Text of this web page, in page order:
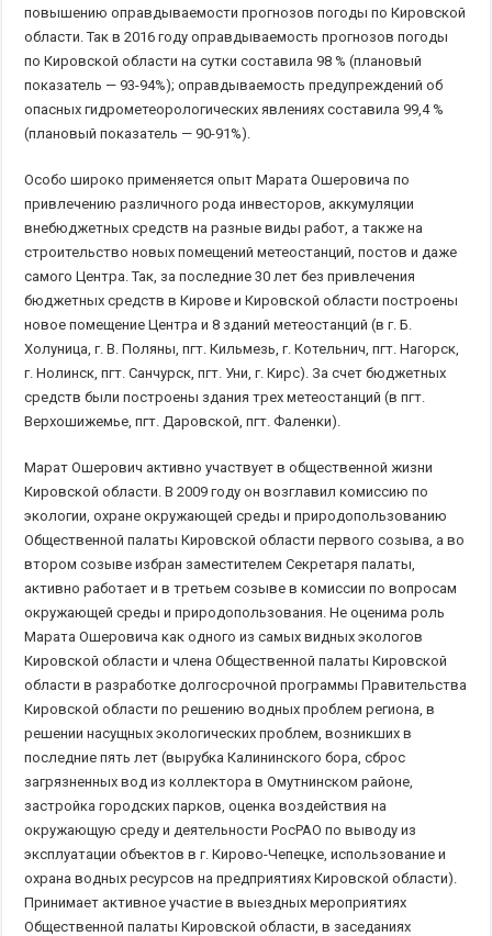
повышению оправдываемости прогнозов погоды по Кировской
области. Так в 2016 году оправдываемость прогнозов погоды
по Кировской области на сутки составила 98 % (плановый
показатель — 93-94%); оправдываемость предупреждений об
опасных гидрометеорологических явлениях составила 99,4 %
(плановый показатель — 90-91%).
Особо широко применяется опыт Марата Ошеровича по
привлечению различного рода инвесторов, аккумуляции
внебюджетных средств на разные виды работ, а также на
строительство новых помещений метеостанций, постов и даже
самого Центра. Так, за последние 30 лет без привлечения
бюджетных средств в Кирове и Кировской области построены
новое помещение Центра и 8 зданий метеостанций (в г. Б.
Холуница, г. В. Поляны, пгт. Кильмезь, г. Котельнич, пгт. Нагорск,
г. Нолинск, пгт. Санчурск, пгт. Уни, г. Кирс). За счет бюджетных
средств были построены здания трех метеостанций (в пгт.
Верхошижемье, пгт. Даровской, пгт. Фаленки).
Марат Ошерович активно участвует в общественной жизни
Кировской области. В 2009 году он возглавил комиссию по
экологии, охране окружающей среды и природопользованию
Общественной палаты Кировской области первого созыва, а во
втором созыве избран заместителем Секретаря палаты,
активно работает и в третьем созыве в комиссии по вопросам
окружающей среды и природопользования. Не оценима роль
Марата Ошеровича как одного из самых видных экологов
Кировской области и члена Общественной палаты Кировской
области в разработке долгосрочной программы Правительства
Кировской области по решению водных проблем региона, в
решении насущных экологических проблем, возникших в
последние пять лет (вырубка Калининского бора, сброс
загрязненных вод из коллектора в Омутнинском районе,
застройка городских парков, оценка воздействия на
окружающую среду и деятельности РосРАО по выводу из
эксплуатации объектов в г. Кирово-Чепецке, использование и
охрана водных ресурсов на предприятиях Кировской области).
Принимает активное участие в выездных мероприятиях
Общественной палаты Кировской области, в заседаниях